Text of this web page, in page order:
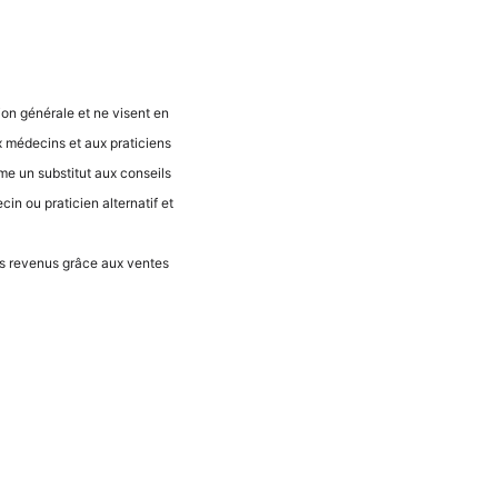
géné­ra­le et ne visent en
méde­cins et aux pra­ti­ci­ens
un sub­sti­tut aux con­seils
ou pra­ti­ci­en alter­na­tif et
reve­nus grâce aux ven­tes